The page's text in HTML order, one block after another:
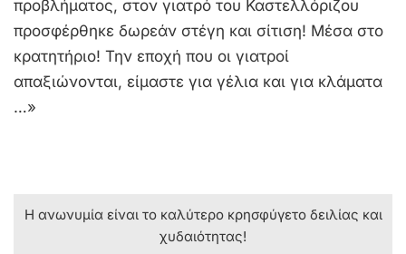
προβλήματος, στον γιατρό του Καστελλόριζου
προσφέρθηκε δωρεάν στέγη και σίτιση! Μέσα στο
κρατητήριο! Την εποχή που οι γιατροί
απαξιώνονται, είμαστε για γέλια και για κλάματα
…»
Η ανωνυμία είναι το καλύτερο κρησφύγετο δειλίας και
χυδαιότητας!